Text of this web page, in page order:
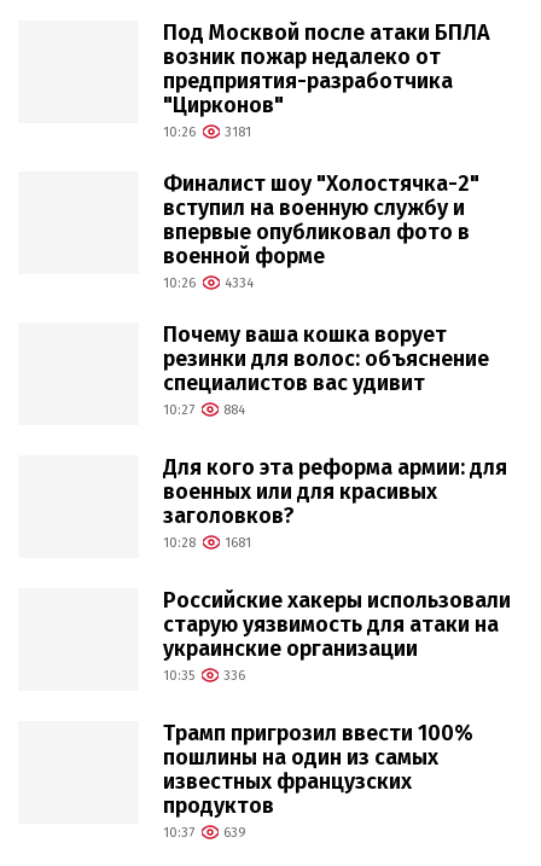
Под Москвой после атаки БПЛА
возник пожар недалеко от
предприятия-разработчика
"Цирконов"
10:26 3181
Финалист шоу "Холостячка-2"
вступил на военную службу и
впервые опубликовал фото в
военной форме
10:26 4334
Почему ваша кошка ворует
резинки для волос: объяснение
специалистов вас удивит
10:27 884
Для кого эта реформа армии: для
военных или для красивых
заголовков?
10:28 1681
Российские хакеры использовали
старую уязвимость для атаки на
украинские организации
10:35 336
Трамп пригрозил ввести 100%
пошлины на один из самых
известных французских
продуктов
10:37 639